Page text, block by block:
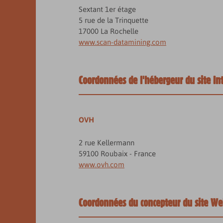
Sextant 1er étage
5 rue de la Trinquette
17000 La Rochelle
www.scan-datamining.com
Coordonnées de l'hébergeur du site
OVH
2 rue Kellermann
59100 Roubaix - France
www.ovh.com
Coordonnées du concepteur du site